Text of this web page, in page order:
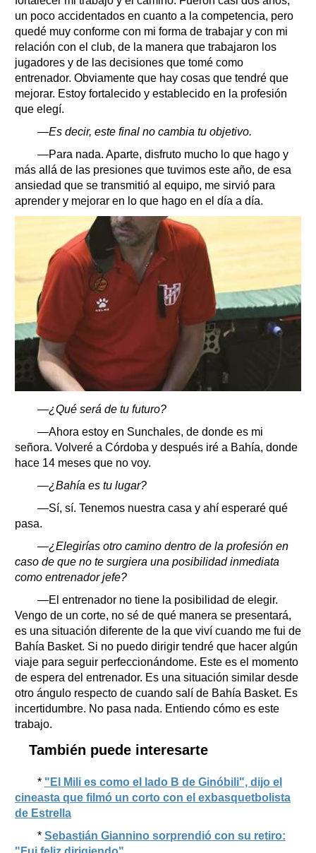
un poco accidentados en cuanto a la competencia, pero
quedé muy conforme con mi forma de trabajar y con mi
relación con el club, de la manera que trabajaron los
jugadores y de las decisiones que tomé como
entrenador. Obviamente que hay cosas que tendré que
mejorar. Estoy fortalecido y establecido en la profesión
que elegí.
—Es decir, este final no cambia tu objetivo.
—Para nada. Aparte, disfruto mucho lo que hago y
más allá de las presiones que tuvimos este año, de esa
ansiedad que se transmitió al equipo, me sirvió para
aprender y mejorar en lo que hago en el día a día.
—¿Qué será de tu futuro?
—Ahora estoy en Sunchales, de donde es mi
señora. Volveré a Córdoba y después iré a Bahía, donde
hace 14 meses que no voy.
—¿Bahía es tu lugar?
—Sí, sí. Tenemos nuestra casa y ahí esperaré qué
pasa.
—¿Elegirías otro camino dentro de la profesión en
caso de que no te surgiera una posibilidad inmediata
como entrenador jefe?
—El entrenador no tiene la posibilidad de elegir.
Vengo de un corte, no sé de qué manera se presentará,
es una situación diferente de la que viví cuando me fui de
Bahía Basket. Si no puedo dirigir tendré que hacer algún
viaje para seguir perfeccionándome. Este es el momento
de espera del entrenador. Es una situación similar desde
otro ángulo respecto de cuando salí de Bahía Basket. Es
incertidumbre. No pasa nada. Entiendo cómo es este
trabajo.
También puede interesarte
* "El Mili es como el lado B de Ginóbili", dijo el
cineasta que filmó un corto con el exbasquetbolista
de Estrella
* Sebastián Giannino sorprendió con su retiro: